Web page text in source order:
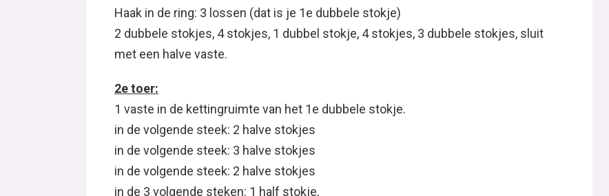
Haak in de ring: 3 lossen (dat is je 1e dubbele stokje)
2 dubbele stokjes, 4 stokjes, 1 dubbel stokje, 4 stokjes, 3 dubbele stokjes, sluit
met een halve vaste.
2e toer:
1 vaste in de kettingruimte van het 1e dubbele stokje.
in de volgende steek: 2 halve stokjes
in de volgende steek: 3 halve stokjes
in de volgende steek: 2 halve stokjes
in de 3 volgende steken: 1 half stokje,